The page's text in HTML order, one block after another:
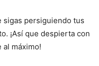
sigas persiguiendo tus
¡Así que despierta con
al máximo!